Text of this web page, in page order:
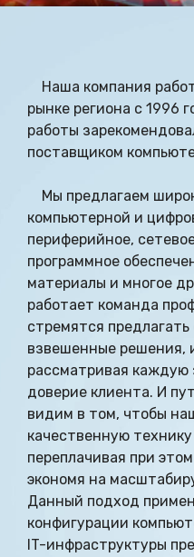
Наша компания
рынке региона с 1996
работы
поставщиком
Мы предлагаем
компьютерной и
периферийное,
программное
материалы и многое
работает команда
стремятся
взвешенные решения,
рассматривая каждую
доверие клиента. И
видим в том, чтобы
качественную
переплачивая при
экономя на
Данный подход
конфигурации
IT-инфраструктуры